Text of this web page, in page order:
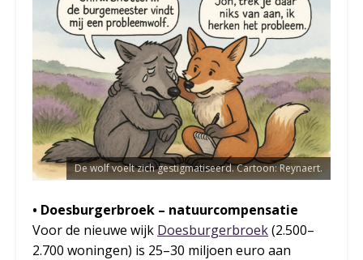
De wolf voelt zich gestigmatiseerd. Cartoon: Reynaert.
• Doesburgerbroek – natuurcompensatie
Voor de nieuwe wijk Doesburgerbroek(2.500–
2.700 woningen) is 25–30 miljoen euro aan